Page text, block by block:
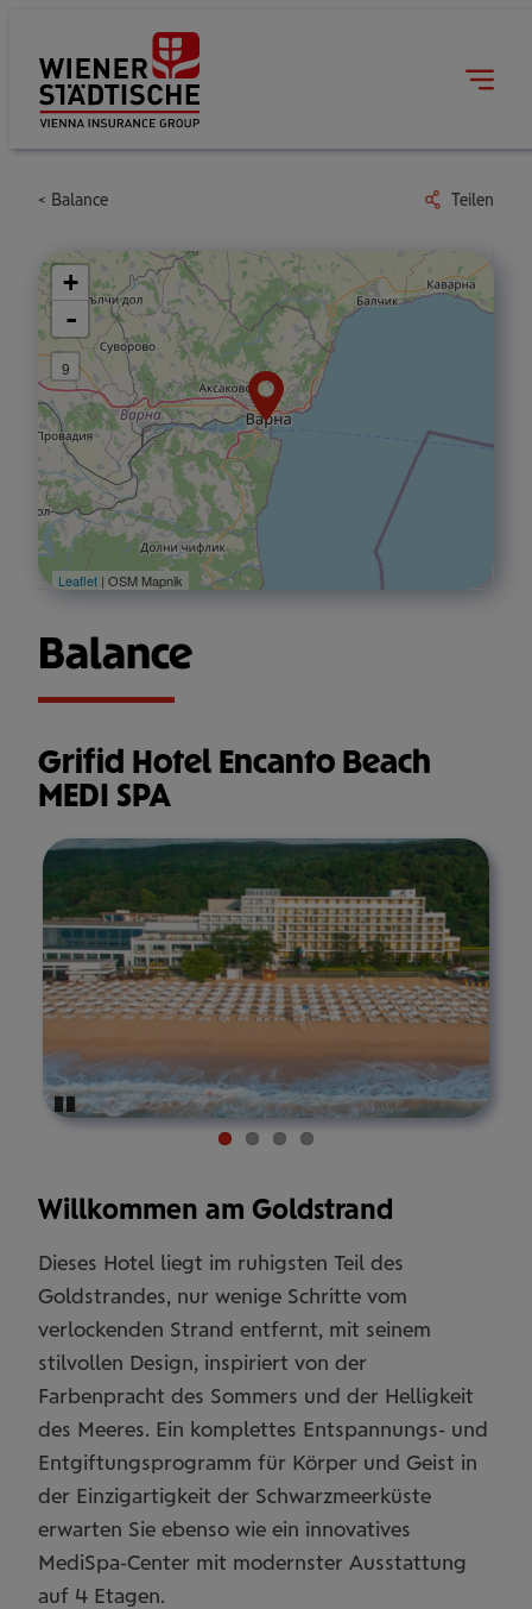
Balance Teilen
+
-
9
Leaflet| OSM Mapnik
Balance
Grifid Hotel Encanto Beach
MEDI SPA
Willkommen am Goldstrand
Dieses Hotel liegt im ruhigsten Teil des
Goldstrandes, nur wenige Schritte vom
verlockenden Strand entfernt, mit seinem
stilvollen Design, inspiriert von der
Farbenpracht des Sommers und der Helligkeit
des Meeres. Ein komplettes Entspannungs- und
Entgiftungsprogramm für Körper und Geist in
der Einzigartigkeit der Schwarzmeerküste
erwarten Sie ebenso wie ein innovatives
MediSpa-Center mit modernster Ausstattung
auf 4 Etagen.